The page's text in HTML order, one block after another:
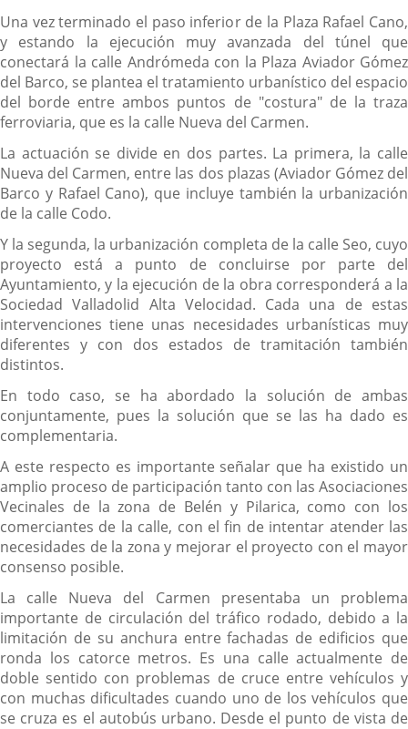
Una vez terminado el paso inferior de la Plaza Rafael Cano,
y estando la ejecución muy avanzada del túnel que
conectará la calle Andrómeda con la Plaza Aviador Gómez
del Barco, se plantea el tratamiento urbanístico del espacio
del borde entre ambos puntos de "costura" de la traza
ferroviaria, que es la calle Nueva del Carmen.
La actuación se divide en dos partes. La primera, la calle
Nueva del Carmen, entre las dos plazas (Aviador Gómez del
Barco y Rafael Cano), que incluye también la urbanización
de la calle Codo.
Y la segunda, la urbanización completa de la calle Seo, cuyo
proyecto está a punto de concluirse por parte del
Ayuntamiento, y la ejecución de la obra corresponderá a la
Sociedad Valladolid Alta Velocidad. Cada una de estas
intervenciones tiene unas necesidades urbanísticas muy
diferentes y con dos estados de tramitación también
distintos.
En todo caso, se ha abordado la solución de ambas
conjuntamente, pues la solución que se las ha dado es
complementaria.
A este respecto es importante señalar que ha existido un
amplio proceso de participación tanto con las Asociaciones
Vecinales de la zona de Belén y Pilarica, como con los
comerciantes de la calle, con el fin de intentar atender las
necesidades de la zona y mejorar el proyecto con el mayor
consenso posible.
La calle Nueva del Carmen presentaba un problema
importante de circulación del tráfico rodado, debido a la
limitación de su anchura entre fachadas de edificios que
ronda los catorce metros. Es una calle actualmente de
doble sentido con problemas de cruce entre vehículos y
con muchas dificultades cuando uno de los vehículos que
se cruza es el autobús urbano. Desde el punto de vista de